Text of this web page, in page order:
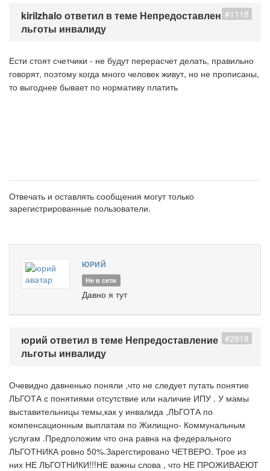
#1118
kirilzhalo ответил в теме Непредоставление
льготы инвалиду
Ести стоят счетчики - не будут перерасчет делать, правильно
говорят, поэтому когда много человек живут, но не прописаны,
то выгоднее бывает по нормативу платить
Отвечать и оставлять сообщения могут только
зарегистрированные пользователи.
ЮРИЙ
Не в сети
Давно я тут
#2918
юрий ответил в теме Непредоставление
льготы инвалиду
Очевидно давненько поняли ,что не следует путать понятие
ЛЬГОТА с понятиями отсутствие или наличие ИПУ . У мамы
выставительницы темы,как у инвалида ,ЛЬГОТА по
компенсационным выплатам по Жилищно- Коммунальным
услугам .Предположим что она равна на федерального
ЛЬГОТНИКА ровно 50%.Зарегстировано ЧЕТВЕРО. Трое из
них НЕ ЛЬГОТНИКИ!!!НЕ важны слова , что НЕ ПРОЖИВАЕЮТ